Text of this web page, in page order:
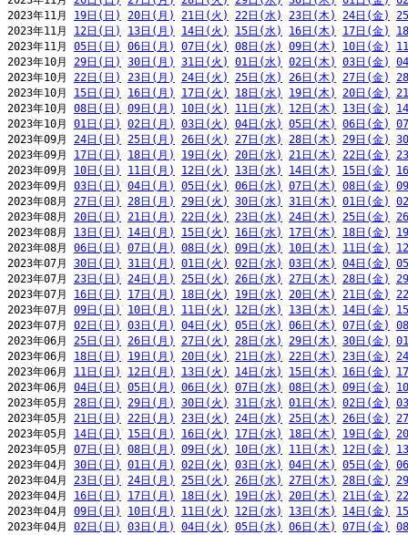
2023年11月 19日(日) 20日(月) 21日(火) 22日(水) 23日(木) 24日(金)
2023年11月 12日(日) 13日(月) 14日(火) 15日(水) 16日(木) 17日(金)
2023年11月 05日(日) 06日(月) 07日(火) 08日(水) 09日(木) 10日(金)
2023年10月 29日(日) 30日(月) 31日(火) 01日(水) 02日(木) 03日(金)
2023年10月 22日(日) 23日(月) 24日(火) 25日(水) 26日(木) 27日(金)
2023年10月 15日(日) 16日(月) 17日(火) 18日(水) 19日(木) 20日(金)
2023年10月 08日(日) 09日(月) 10日(火) 11日(水) 12日(木) 13日(金)
2023年10月 01日(日) 02日(月) 03日(火) 04日(水) 05日(木) 06日(金)
2023年09月 24日(日) 25日(月) 26日(火) 27日(水) 28日(木) 29日(金)
2023年09月 17日(日) 18日(月) 19日(火) 20日(水) 21日(木) 22日(金)
2023年09月 10日(日) 11日(月) 12日(火) 13日(水) 14日(木) 15日(金)
2023年09月 03日(日) 04日(月) 05日(火) 06日(水) 07日(木) 08日(金)
2023年08月 27日(日) 28日(月) 29日(火) 30日(水) 31日(木) 01日(金)
2023年08月 20日(日) 21日(月) 22日(火) 23日(水) 24日(木) 25日(金)
2023年08月 13日(日) 14日(月) 15日(火) 16日(水) 17日(木) 18日(金)
2023年08月 06日(日) 07日(月) 08日(火) 09日(水) 10日(木) 11日(金)
2023年07月 30日(日) 31日(月) 01日(火) 02日(水) 03日(木) 04日(金)
2023年07月 23日(日) 24日(月) 25日(火) 26日(水) 27日(木) 28日(金)
2023年07月 16日(日) 17日(月) 18日(火) 19日(水) 20日(木) 21日(金)
2023年07月 09日(日) 10日(月) 11日(火) 12日(水) 13日(木) 14日(金)
2023年07月 02日(日) 03日(月) 04日(火) 05日(水) 06日(木) 07日(金)
2023年06月 25日(日) 26日(月) 27日(火) 28日(水) 29日(木) 30日(金)
2023年06月 18日(日) 19日(月) 20日(火) 21日(水) 22日(木) 23日(金)
2023年06月 11日(日) 12日(月) 13日(火) 14日(水) 15日(木) 16日(金)
2023年06月 04日(日) 05日(月) 06日(火) 07日(水) 08日(木) 09日(金)
2023年05月 28日(日) 29日(月) 30日(火) 31日(水) 01日(木) 02日(金)
2023年05月 21日(日) 22日(月) 23日(火) 24日(水) 25日(木) 26日(金)
2023年05月 14日(日) 15日(月) 16日(火) 17日(水) 18日(木) 19日(金)
2023年05月 07日(日) 08日(月) 09日(火) 10日(水) 11日(木) 12日(金)
2023年04月 30日(日) 01日(月) 02日(火) 03日(水) 04日(木) 05日(金)
2023年04月 23日(日) 24日(月) 25日(火) 26日(水) 27日(木) 28日(金)
2023年04月 16日(日) 17日(月) 18日(火) 19日(水) 20日(木) 21日(金)
2023年04月 09日(日) 10日(月) 11日(火) 12日(水) 13日(木) 14日(金)
2023年04月 02日(日) 03日(月) 04日(火) 05日(水) 06日(木) 07日(金)